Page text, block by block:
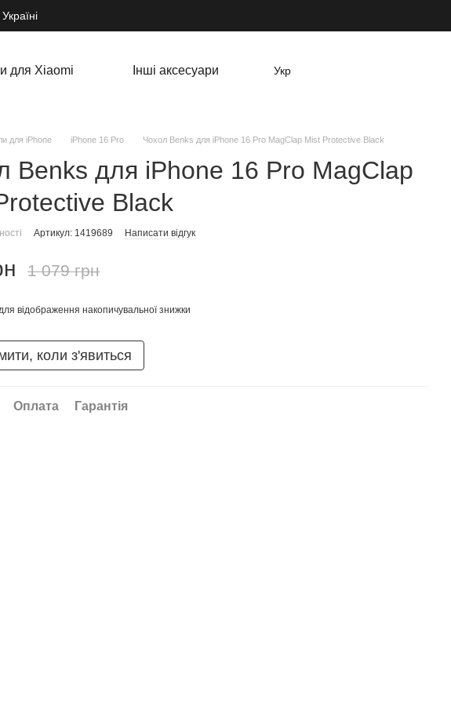
для Xiaomi Інші аксесуари Укр
для iPhone iPhone 16 Pro Чохол Benks для iPhone 16 Pro MagClap Mist Protective Black
Benks для iPhone 16 Pro MagClap
Black
Артикул: 1419689 Написати відгук
1 079 грн
для відображення накопичувальної знижки
коли з'явиться
Оплата Гарантія